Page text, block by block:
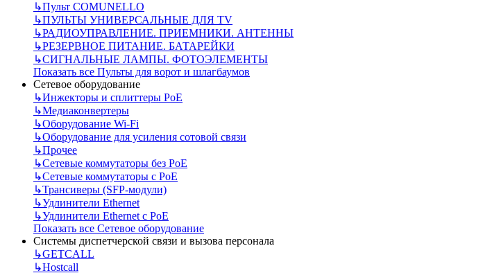
↳Пульт СOMUNELLO
↳ПУЛЬТЫ УНИВЕРСАЛЬНЫЕ ДЛЯ TV
↳РАДИОУПРАВЛЕНИЕ. ПРИЕМНИКИ. АНТЕННЫ
↳РЕЗЕРВНОЕ ПИТАНИЕ. БАТАРЕЙКИ
↳СИГНАЛЬНЫЕ ЛАМПЫ. ФОТОЭЛЕМЕНТЫ
Показать все Пульты для ворот и шлагбаумов
Сетевое оборудование
↳Инжекторы и сплиттеры РоЕ
↳Медиаконвертеры
↳Оборудование Wi-Fi
↳Оборудование для усиления сотовой связи
↳Прочее
↳Сетевые коммутаторы без РоЕ
↳Сетевые коммутаторы с РоЕ
↳Трансиверы (SFP-модули)
↳Удлинители Ethernet
↳Удлинители Ethernet с PoE
Показать все Сетевое оборудование
Системы диспетчерской связи и вызова персонала
↳GETCALL
↳Hostcall